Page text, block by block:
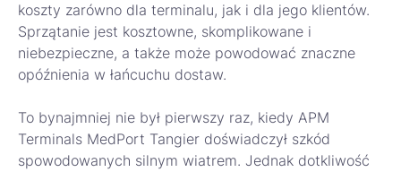
koszty zarówno dla terminalu, jak i dla jego klientów.
Sprzątanie jest kosztowne, skomplikowane i
niebezpieczne, a także może powodować znaczne
opóźnienia w łańcuchu dostaw.
To bynajmniej nie był pierwszy raz, kiedy APM
Terminals MedPort Tangier doświadczył szkód
spowodowanych silnym wiatrem. Jednak dotkliwość